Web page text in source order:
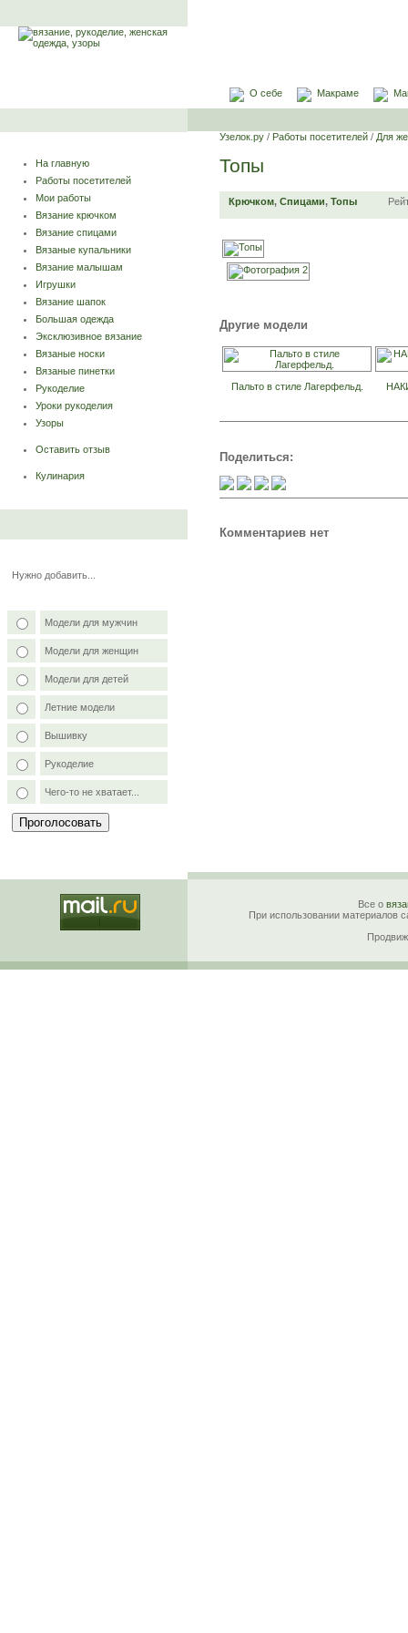
О себе Макраме
На главную
Работы посетителей
Мои работы
Вязание крючком
Вязание спицами
Вязаные купальники
Вязание малышам
Игрушки
Вязание шапок
Большая одежда
Эксклюзивное вязание
Вязаные носки
Вязаные пинетки
Рукоделие
Уроки рукоделия
Узоры
Оставить отзыв
Кулинария
Нужно добавить...
Модели для мужчин
Модели для женщин
Модели для детей
Летние модели
Вышивку
Рукоделие
Чего-то не хватает...
Узелок.ру / Работы посетителей / Для
Топы
Крючком, Спицами, Топы
Другие модели
Пальто в стиле Лагерфельд.
Поделиться:
Комментариев нет
Все о
При использовании материалов